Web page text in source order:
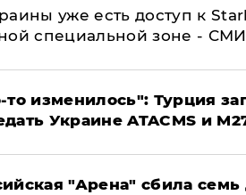
уже есть доступ к
специальной зоне - СМИ
то изменилось": Турция
Украине ATACMS и
"Арена" сбила